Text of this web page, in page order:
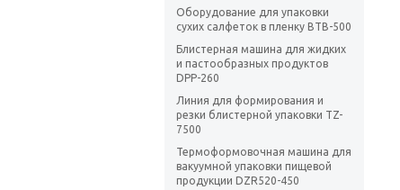
Оборудование для упаковки
сухих салфеток в пленку BTB-500
Блистерная машина для жидких
и пастообразных продуктов
DPP-260
Линия для формирования и
резки блистерной упаковки TZ-
7500
Термоформовочная машина для
вакуумной упаковки пищевой
продукции DZR520-450